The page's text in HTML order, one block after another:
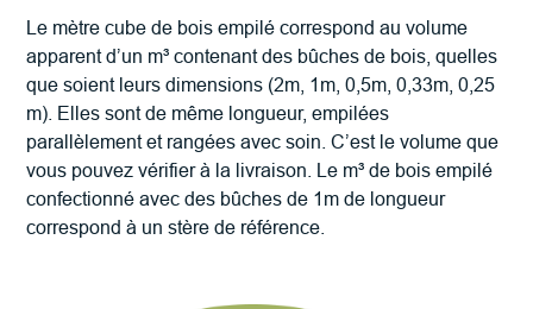
Le mètre cube de bois empilé correspond au volume
apparent d’un m³ contenant des bûches de bois, quelles
que soient leurs dimensions (2m, 1m, 0,5m, 0,33m, 0,25
m). Elles sont de même longueur, empilées
parallèlement et rangées avec soin. C’est le volume que
vous pouvez vérifier à la livraison. Le m³ de bois empilé
confectionné avec des bûches de 1m de longueur
correspond à un stère de référence.